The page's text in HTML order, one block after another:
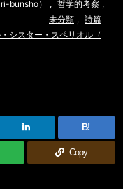
bunsho） , 哲学的考察 ,
未分類 , 詩篇
シスター・スペリオル（
B!
Copy